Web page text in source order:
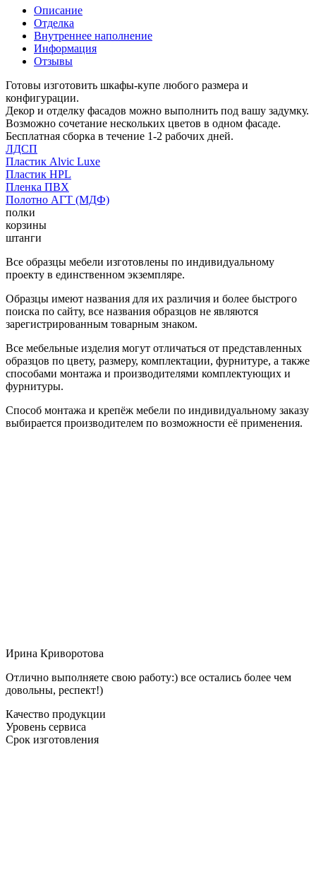
Описание
Отделка
Внутреннее наполнение
Информация
Отзывы
Готовы изготовить шкафы-купе любого размера и
конфигурации.
Декор и отделку фасадов можно выполнить под вашу задумку.
Возможно сочетание нескольких цветов в одном фасаде.
Бесплатная сборка в течение 1-2 рабочих дней.
ЛДСП
Пластик Alvic Luxe
Пластик HPL
Пленка ПВХ
Полотно АГТ (МДФ)
полки
корзины
штанги
Все образцы мебели изготовлены по индивидуальному
проекту в единственном экземпляре.
Образцы имеют названия для их различия и более быстрого
поиска по сайту, все названия образцов не являются
зарегистрированным товарным знаком.
Все мебельные изделия могут отличаться от представленных
образцов по цвету, размеру, комплектации, фурнитуре, а также
способами монтажа и производителями комплектующих и
фурнитуры.
Способ монтажа и крепёж мебели по индивидуальному заказу
выбирается производителем по возможности её применения.
Ирина Криворотова
Отлично выполняете свою работу:) все остались более чем
довольны, респект!)
Качество продукции
Уровень сервиса
Срок изготовления